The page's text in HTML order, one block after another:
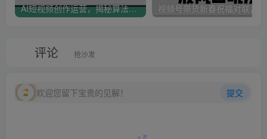
AI短视频创作运营，揭秘算法、文案创作与私域引流，助你掌握流量密码
评论 抢沙发
欢迎您留下宝贵的见解！ 提交